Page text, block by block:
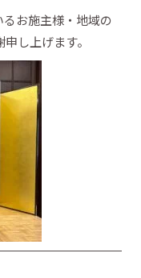
お施主様・地域の
し上げます。